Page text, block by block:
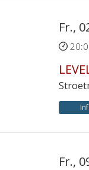
Fr.,
Fr.,